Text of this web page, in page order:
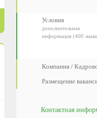
Условия
дополнительная
информация (400
Компания /
Размещение
Контактная